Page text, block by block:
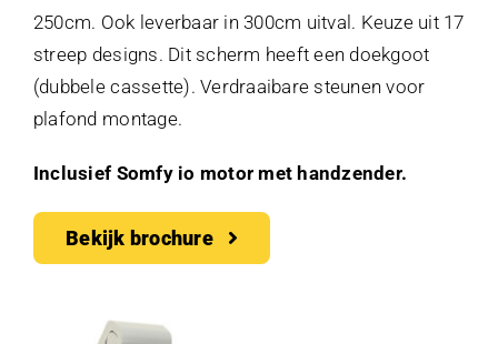
250cm. Ook leverbaar in 300cm uitval. Keuze uit 17
streep designs. Dit scherm heeft een doekgoot
(dubbele cassette). Verdraaibare steunen voor
plafond montage.
Inclusief Somfy io motor met handzender.
Bekijk brochure